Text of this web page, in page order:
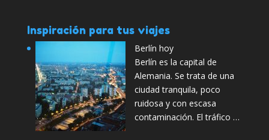
Inspiración para tus viajes
Berlín hoy
Berlín es la capital de
Alemania. Se trata de una
ciudad tranquila, poco
ruidosa y con escasa
contaminación. El tráfico …